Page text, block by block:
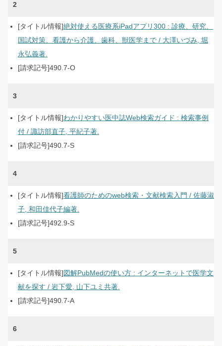
2
絶対使える医療系iPadアプリ300 : 診療、研究、
国試対策、看護から介護、歯科、獣医学まで / 大澤いづみ, 堀
永弘義著.
490.7-O
3
わかりやすい医中誌Web検索ガイド : 検索事例
付 / 諏訪部直子, 平紀子著.
490.7-S
4
看護師のためのweb検索・文献検索入門 / 佐藤淑
子, 和田佳代子編著.
492.9-S
5
図解PubMedの使い方 : インターネットで医学文
献を探す / 岩下愛, 山下ユミ共著.
490.7-A
6